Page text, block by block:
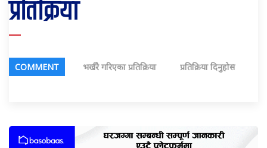
प्रतिक्रिया
COMMENT भर्खरै गरिएका प्रतिक्रिया प्रतिक्रिया दिनुहोस